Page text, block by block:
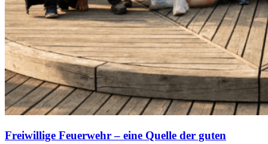
Freiwillige Feuerwehr – eine Quelle der guten